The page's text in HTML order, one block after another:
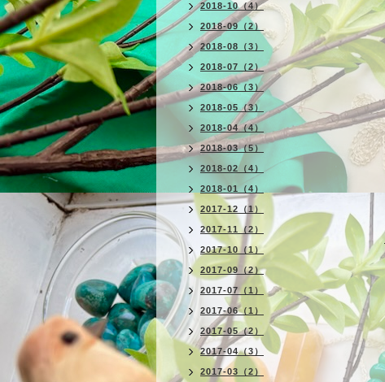
2018-10（4）
2018-09（2）
2018-08（3）
2018-07（2）
2018-06（3）
2018-05（3）
2018-04（4）
2018-03（5）
2018-02（4）
2018-01（4）
2017-12（1）
2017-11（2）
2017-10（1）
2017-09（2）
2017-07（1）
2017-06（1）
2017-05（2）
2017-04（3）
2017-03（2）